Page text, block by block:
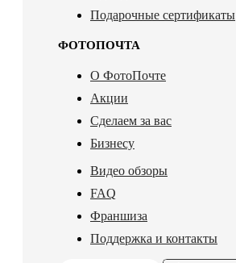
Подарочные сертификаты
ФОТОПОЧТА
О ФотоПочте
Акции
Сделаем за вас
Бизнесу
Видео обзоры
FAQ
Франшиза
Поддержка и контакты